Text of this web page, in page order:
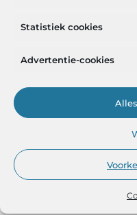
Statistiek cookies
Advertentie-cookies
Het Portaal
— AdviesPortal.nl
helpen groeien.
Onze informatie